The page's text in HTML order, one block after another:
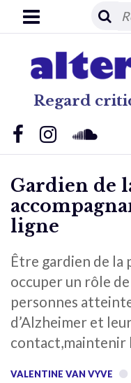
Regard
Gardien de
ligne
Être gardien de la
occuper un rôle
personnes
d’Alzheimer et
contact,maintenir
VALENTINE VAN VYVE